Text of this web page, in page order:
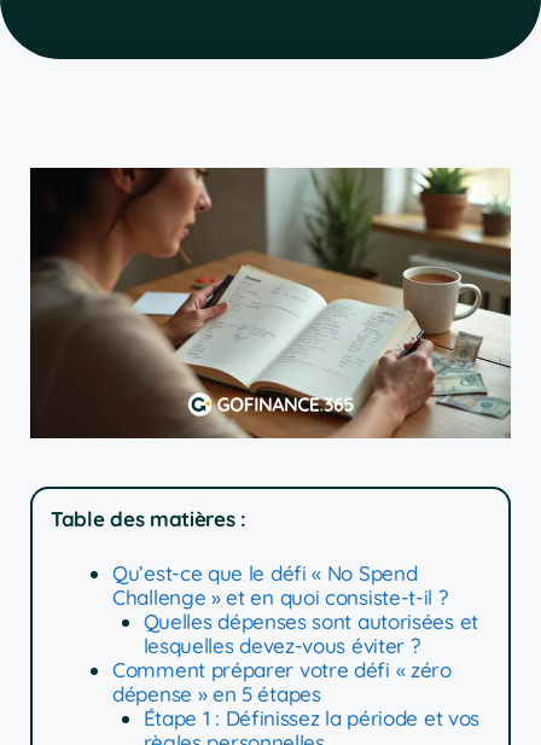
Table des matières :
Qu’est-ce que le défi « No Spend
Challenge » et en quoi consiste-t-il ?
Quelles dépenses sont autorisées et
lesquelles devez-vous éviter ?
Comment préparer votre défi « zéro
dépense » en 5 étapes
Étape 1 : Définissez la période et vos